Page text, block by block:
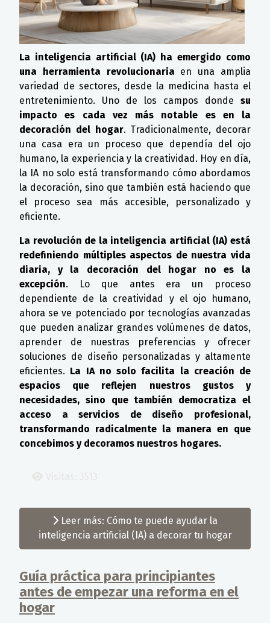
La inteligencia artificial (IA) ha emergido como
una herramienta revolucionaria en una amplia
variedad de sectores, desde la medicina hasta el
entretenimiento. Uno de los campos donde su
impacto es cada vez más notable es en la
decoración del hogar. Tradicionalmente, decorar
una casa era un proceso que dependía del ojo
humano, la experiencia y la creatividad. Hoy en día,
la IA no solo está transformando cómo abordamos
la decoración, sino que también está haciendo que
el proceso sea más accesible, personalizado y
eficiente.
La revolución de la inteligencia artificial (IA) está
redefiniendo múltiples aspectos de nuestra vida
diaria, y la decoración del hogar no es la
excepción. Lo que antes era un proceso
dependiente de la creatividad y el ojo humano,
ahora se ve potenciado por tecnologías avanzadas
que pueden analizar grandes volúmenes de datos,
aprender de nuestras preferencias y ofrecer
soluciones de diseño personalizadas y altamente
eficientes. La IA no solo facilita la creación de
espacios que reflejen nuestros gustos y
necesidades, sino que también democratiza el
acceso a servicios de diseño profesional,
transformando radicalmente la manera en que
concebimos y decoramos nuestros hogares.
Leer más: Cómo te puede ayudar la
inteligencia artificial (IA) a decorar tu hogar
Guía práctica para principiantes
antes de empezar una reforma en el
hogar